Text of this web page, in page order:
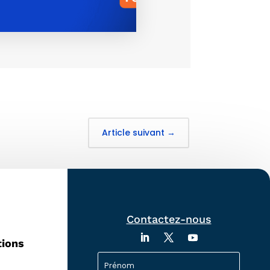
Article suivant →
Contactez-nous